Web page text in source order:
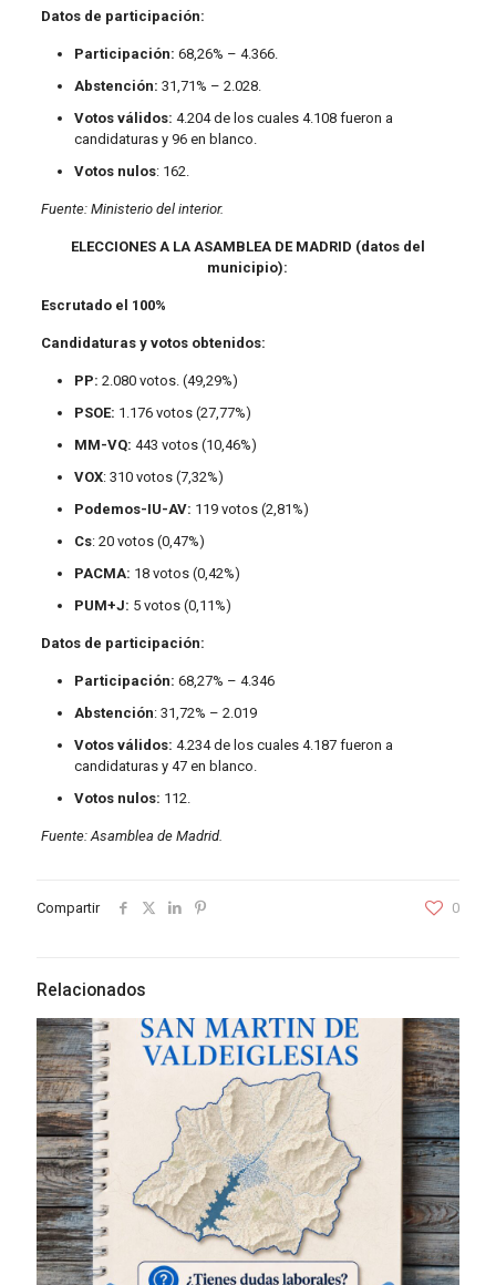
Datos de participación:
Participación: 68,26% – 4.366.
Abstención: 31,71% – 2.028.
Votos válidos: 4.204 de los cuales 4.108 fueron a
candidaturas y 96 en blanco.
Votos nulos: 162.
Fuente: Ministerio del interior.
ELECCIONES A LA ASAMBLEA DE MADRID (datos del
municipio):
Escrutado el 100%
Candidaturas y votos obtenidos:
PP: 2.080 votos. (49,29%)
PSOE: 1.176 votos (27,77%)
MM-VQ: 443 votos (10,46%)
VOX: 310 votos (7,32%)
Podemos-IU-AV: 119 votos (2,81%)
Cs: 20 votos (0,47%)
PACMA: 18 votos (0,42%)
PUM+J: 5 votos (0,11%)
Datos de participación:
Participación: 68,27% – 4.346
Abstención: 31,72% – 2.019
Votos válidos: 4.234 de los cuales 4.187 fueron a
candidaturas y 47 en blanco.
Votos nulos: 112.
Fuente: Asamblea de Madrid.
Compartir 0
Relacionados